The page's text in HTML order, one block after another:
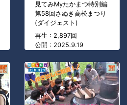
見てみMyたかまつ特別編
第58回さぬき高松まつり
(ダイジェスト)
再生 : 2,897回
公開 : 2025.9.19